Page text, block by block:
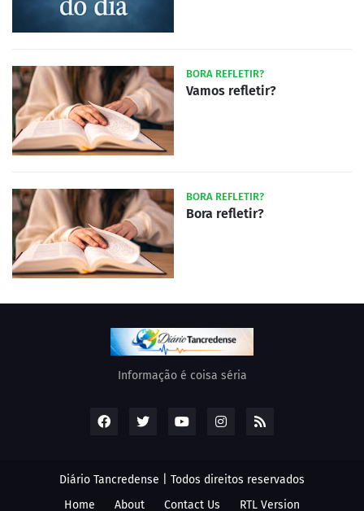
BORA REFLETIR?
Vamos refletir?
BORA REFLETIR?
Bora refletir?
Informação é coisa séria
Diário Tancredense | Todos direitos reservados
Home
About Contact Us RTL Version